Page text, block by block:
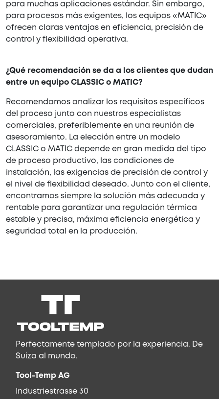
para muchas aplicaciones estándar. Sin embargo,
para procesos más exigentes, los equipos «MATIC»
ofrecen claras ventajas en eficiencia, precisión de
control y flexibilidad operativa.
¿Qué recomendación se da a los clientes que dudan
entre un equipo CLASSIC o MATIC?
Recomendamos analizar los requisitos específicos
del proceso junto con nuestros especialistas
comerciales, preferiblemente en una reunión de
asesoramiento. La elección entre un modelo
CLASSIC o MATIC depende en gran medida del tipo
de proceso productivo, las condiciones de
instalación, las exigencias de precisión de control y
el nivel de flexibilidad deseado. Junto con el cliente,
encontramos siempre la solución más adecuada y
rentable para garantizar una regulación térmica
estable y precisa, máxima eficiencia energética y
seguridad total en la producción.
Perfectamente templado por la experiencia. De
Suiza al mundo.
Tool-Temp AG
Industriestrasse 30